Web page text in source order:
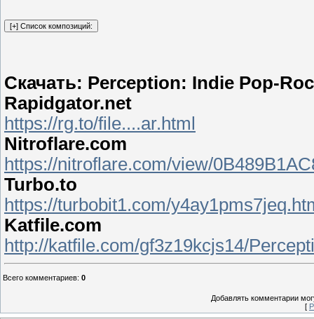
Скачать: Perception: Indie Pop-
Rapidgator.net
https://rg.to/file....ar.html
Nitroflare.com
https://nitroflare.com/view/
Turbo.to
https://turbobit1.com/
Katfile.com
http://katfile.com/gf3z19kcjs14/
Всего комментариев: 0
Добавлять комментарии
[